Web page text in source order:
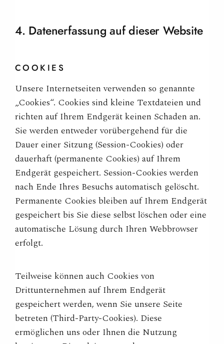
4. Datenerfassung auf dieser Website
COOKIES
Unsere Internetseiten verwenden so genannte
„Cookies“. Cookies sind kleine Textdateien und
richten auf Ihrem Endgerät keinen Schaden an.
Sie werden entweder vorübergehend für die
Dauer einer Sitzung (Session-Cookies) oder
dauerhaft (permanente Cookies) auf Ihrem
Endgerät gespeichert. Session-Cookies werden
nach Ende Ihres Besuchs automatisch gelöscht.
Permanente Cookies bleiben auf Ihrem Endgerät
gespeichert bis Sie diese selbst löschen oder eine
automatische Lösung durch Ihren Webbrowser
erfolgt.
Teilweise können auch Cookies von
Drittunternehmen auf Ihrem Endgerät
gespeichert werden, wenn Sie unsere Seite
betreten (Third-Party-Cookies). Diese
ermöglichen uns oder Ihnen die Nutzung